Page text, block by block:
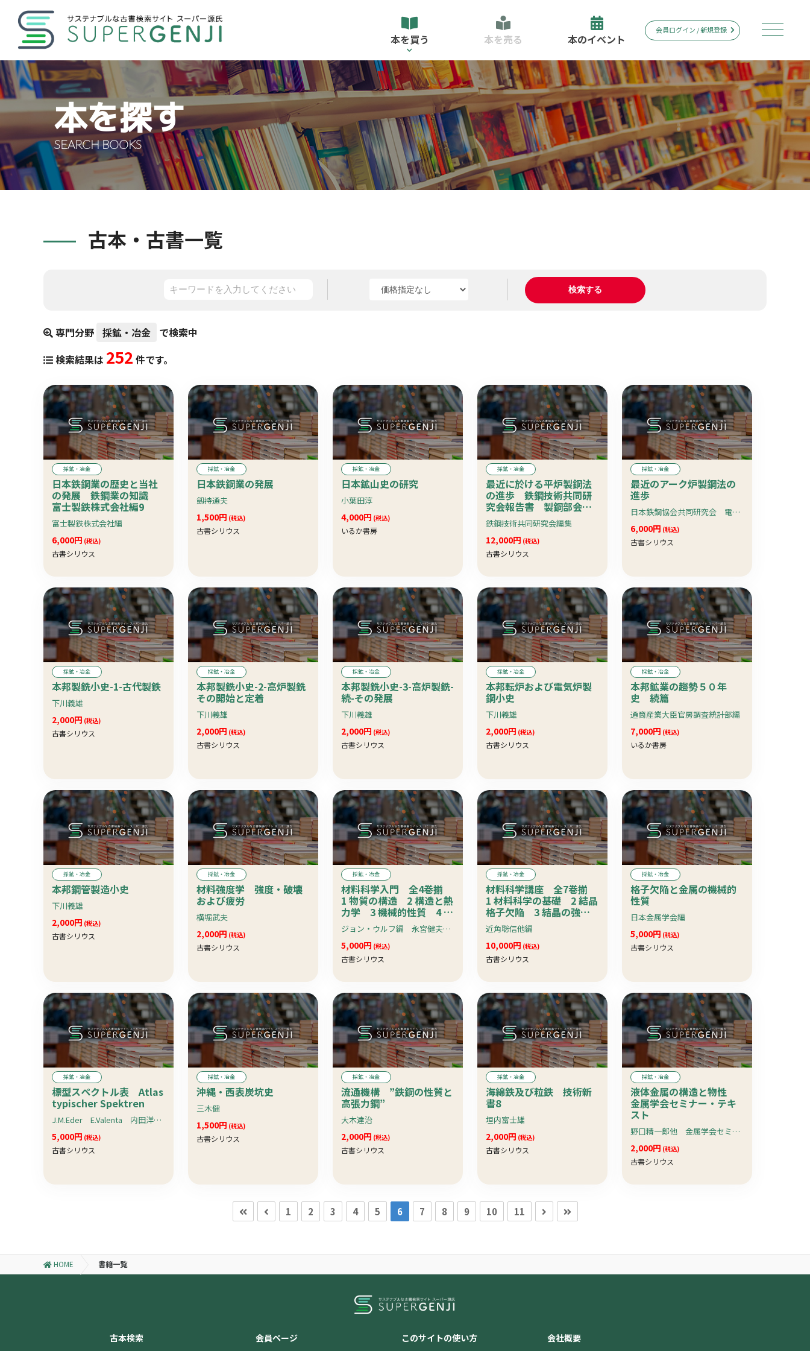
本を買う 本を売る 本のイベント
会員ログイン / 新規登録
本を探す
SEARCH BOOKS
古本・古書一覧
専門分野 採鉱・冶金
で検索中
検索結果は 252 件です。
採鉱・冶金
日本鉄鋼業の歴史と当社
の発展 鉄鋼業の知識
富士製鉄株式会社編9
富士製鉄株式会社編
6,000円 (税込)
古書シリウス
採鉱・冶金
日本鉄鋼業の発展
劔持通夫
1,500円 (税込)
古書シリウス
採鉱・冶金
日本鉱山史の研究
小葉田淳
4,000円 (税込)
いるか書房
採鉱・冶金
最近に於ける平炉製鋼法
の進歩 鉄鋼技術共同研
究会報告書 製鋼部会報
告
鉄鋼技術共同研究会編集
12,000円 (税込)
古書シリウス
採鉱・冶金
最近のアーク炉製鋼法の
進歩
日本鉄鋼協会共同研究会 電気炉部会編
6,000円 (税込)
古書シリウス
採鉱・冶金
本邦製銑小史-1-古代製鉄
下川義雄
2,000円 (税込)
古書シリウス
採鉱・冶金
本邦製銑小史-2-高炉製銑
その開始と定着
下川義雄
2,000円 (税込)
古書シリウス
採鉱・冶金
本邦製銑小史-3-高炉製銑-
続-その発展
下川義雄
2,000円 (税込)
古書シリウス
採鉱・冶金
本邦転炉および電気炉製
鋼小史
下川義雄
2,000円 (税込)
古書シリウス
採鉱・冶金
本邦鉱業の趨勢５０年
史 続篇
通商産業大臣官房調査統計部編
7,000円 (税込)
いるか書房
採鉱・冶金
本邦鋼管製造小史
下川義雄
2,000円 (税込)
古書シリウス
採鉱・冶金
材料強度学 強度・破壊
および疲労
横堀武夫
2,000円 (税込)
古書シリウス
採鉱・冶金
材料科学入門 全4巻揃
1 物質の構造 2 構造と熱
力学 3 機械的性質 4 電
子物性 ジョン・ウルフ編 永宮健夫監訳
5,000円 (税込)
古書シリウス
採鉱・冶金
材料科学講座 全7巻揃
1 材料科学の基礎 2 結晶
格子欠陥 3 結晶の強
度 4 物質の電気的性
質 5 物質の磁気的性
質 6 薄膜・表面現象 7
特殊材料
近角聡信他編
10,000円 (税込)
古書シリウス
採鉱・冶金
格子欠陥と金属の機械的
性質
日本金属学会編
5,000円 (税込)
古書シリウス
採鉱・冶金
標型スペクトル表 Atlas
typischer Spektren
J.M.Eder E.Valenta 内田洋一・橘芳實訳
5,000円 (税込)
古書シリウス
採鉱・冶金
沖縄・西表炭坑史
三木健
1,500円 (税込)
古書シリウス
採鉱・冶金
流通機構 ”鉄鋼の性質と
高張力鋼”
大木達治
2,000円 (税込)
古書シリウス
採鉱・冶金
海綿鉄及び粒鉄 技術新
書8
垣内富士雄
2,000円 (税込)
古書シリウス
採鉱・冶金
液体金属の構造と物性
金属学会セミナー・テキ
スト
野口精一郎他 金属学会セミナー 日本金属学会編
2,000円 (税込)
古書シリウス
1 2 3 4 5 6 7 8 9 10 11
HOME 書籍一覧
古本検索 会員ページ このサイトの使い方 会社概要